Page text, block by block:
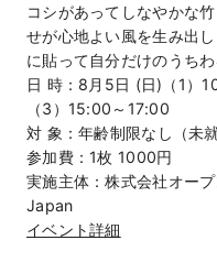
コシがあってしなやかな
せが心地よい風を生み出
に貼って自分だけのうちわ
日 時：8月5日 (日)（1）
（3）15:00～17:00
対 象：年齢制限なし（未
参加費：1枚 1000円
実施主体：株式会社オー
Japan
イベント詳細